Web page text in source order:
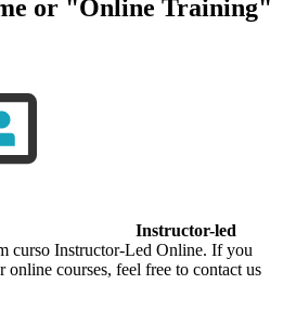
or "Online Training"
Instructor-led
curso Instructor-Led Online. If you
online courses, feel free to contact us